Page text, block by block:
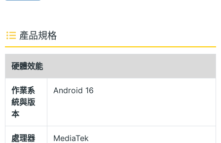
IP69 防塵防水
OPPO Find X9s 機身正面覆蓋康寧大猩猩 7i 防護玻
璃，搭配航空級鋁合金中框，通過 SGS 抗跌落性能認
證，具備 IP66、IP68、IP69 防塵防水等級。內建大
面積散熱系統與仿生觸覺馬達，搭配 360 度環繞天線
設計與 AI LinkBoost 連線優化技術，全面提升日常使
用與行動連線體驗。
產品規格
硬體效能
作業系
統與版
本
Android 16
處理器 MediaTek